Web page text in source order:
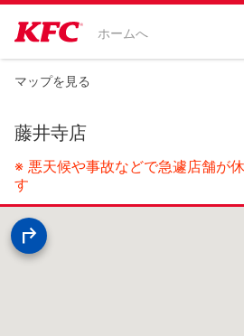
ホームへ
マップを見る
藤井寺店
※ 悪天候や事故などで急遽店舗が
す